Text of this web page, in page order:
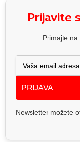
Prijavite
Primajte na
PRIJAVA
Newsletter možete